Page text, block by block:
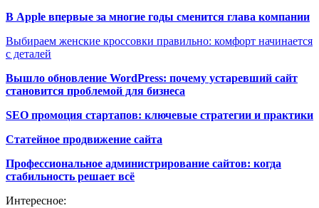
В Apple впервые за многие годы сменится глава компании
Выбираем женские кроссовки правильно: комфорт начинается
с деталей
Вышло обновление WordPress: почему устаревший сайт
становится проблемой для бизнеса
SEO промоция стартапов: ключевые стратегии и практики
Статейное продвижение сайта
Профессиональное администрирование сайтов: когда
стабильность решает всё
Интересное: